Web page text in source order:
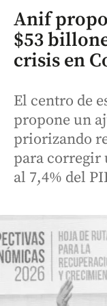
Anif
$53
crisis en
El centro de
propone un
priorizando
para corregir
al 7,4% del